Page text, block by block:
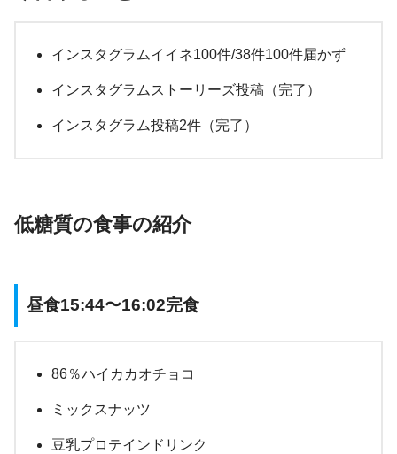
インスタグラムイイネ100件/38件100件届かず
インスタグラムストーリーズ投稿（完了）
インスタグラム投稿2件（完了）
低糖質の食事の紹介
昼食15:44〜16:02完食
86％ハイカカオチョコ
ミックスナッツ
豆乳プロテインドリンク